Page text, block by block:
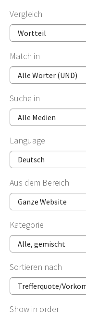
Vergleich
Match in
Suche in
Language
Aus dem Bereich
Kategorie
Sortieren nach
Show in order